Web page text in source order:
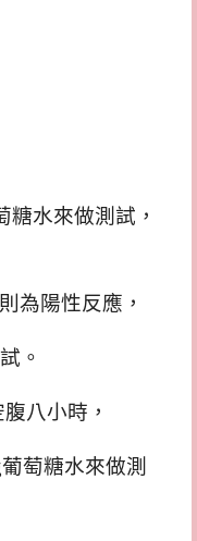
糖水來做測試，
為陽性反應，
。
八小時，
萄糖水來做測